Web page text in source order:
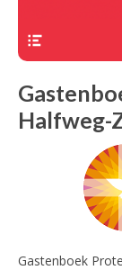
Halfweg-
Gastenboek